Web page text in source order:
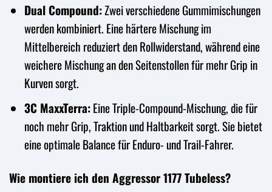
Dual Compound:Zwei verschiedene Gummimischungen
werden kombiniert. Eine härtere Mischung im
Mittelbereich reduziert den Rollwiderstand, während eine
weichere Mischung an den Seitenstollen für mehr Grip in
Kurven sorgt.
3C MaxxTerra:Eine Triple-Compound-Mischung, die für
noch mehr Grip, Traktion und Haltbarkeit sorgt. Sie bietet
eine optimale Balance für Enduro- und Trail-Fahrer.
Wie montiere ich den Aggressor 1177 Tubeless?